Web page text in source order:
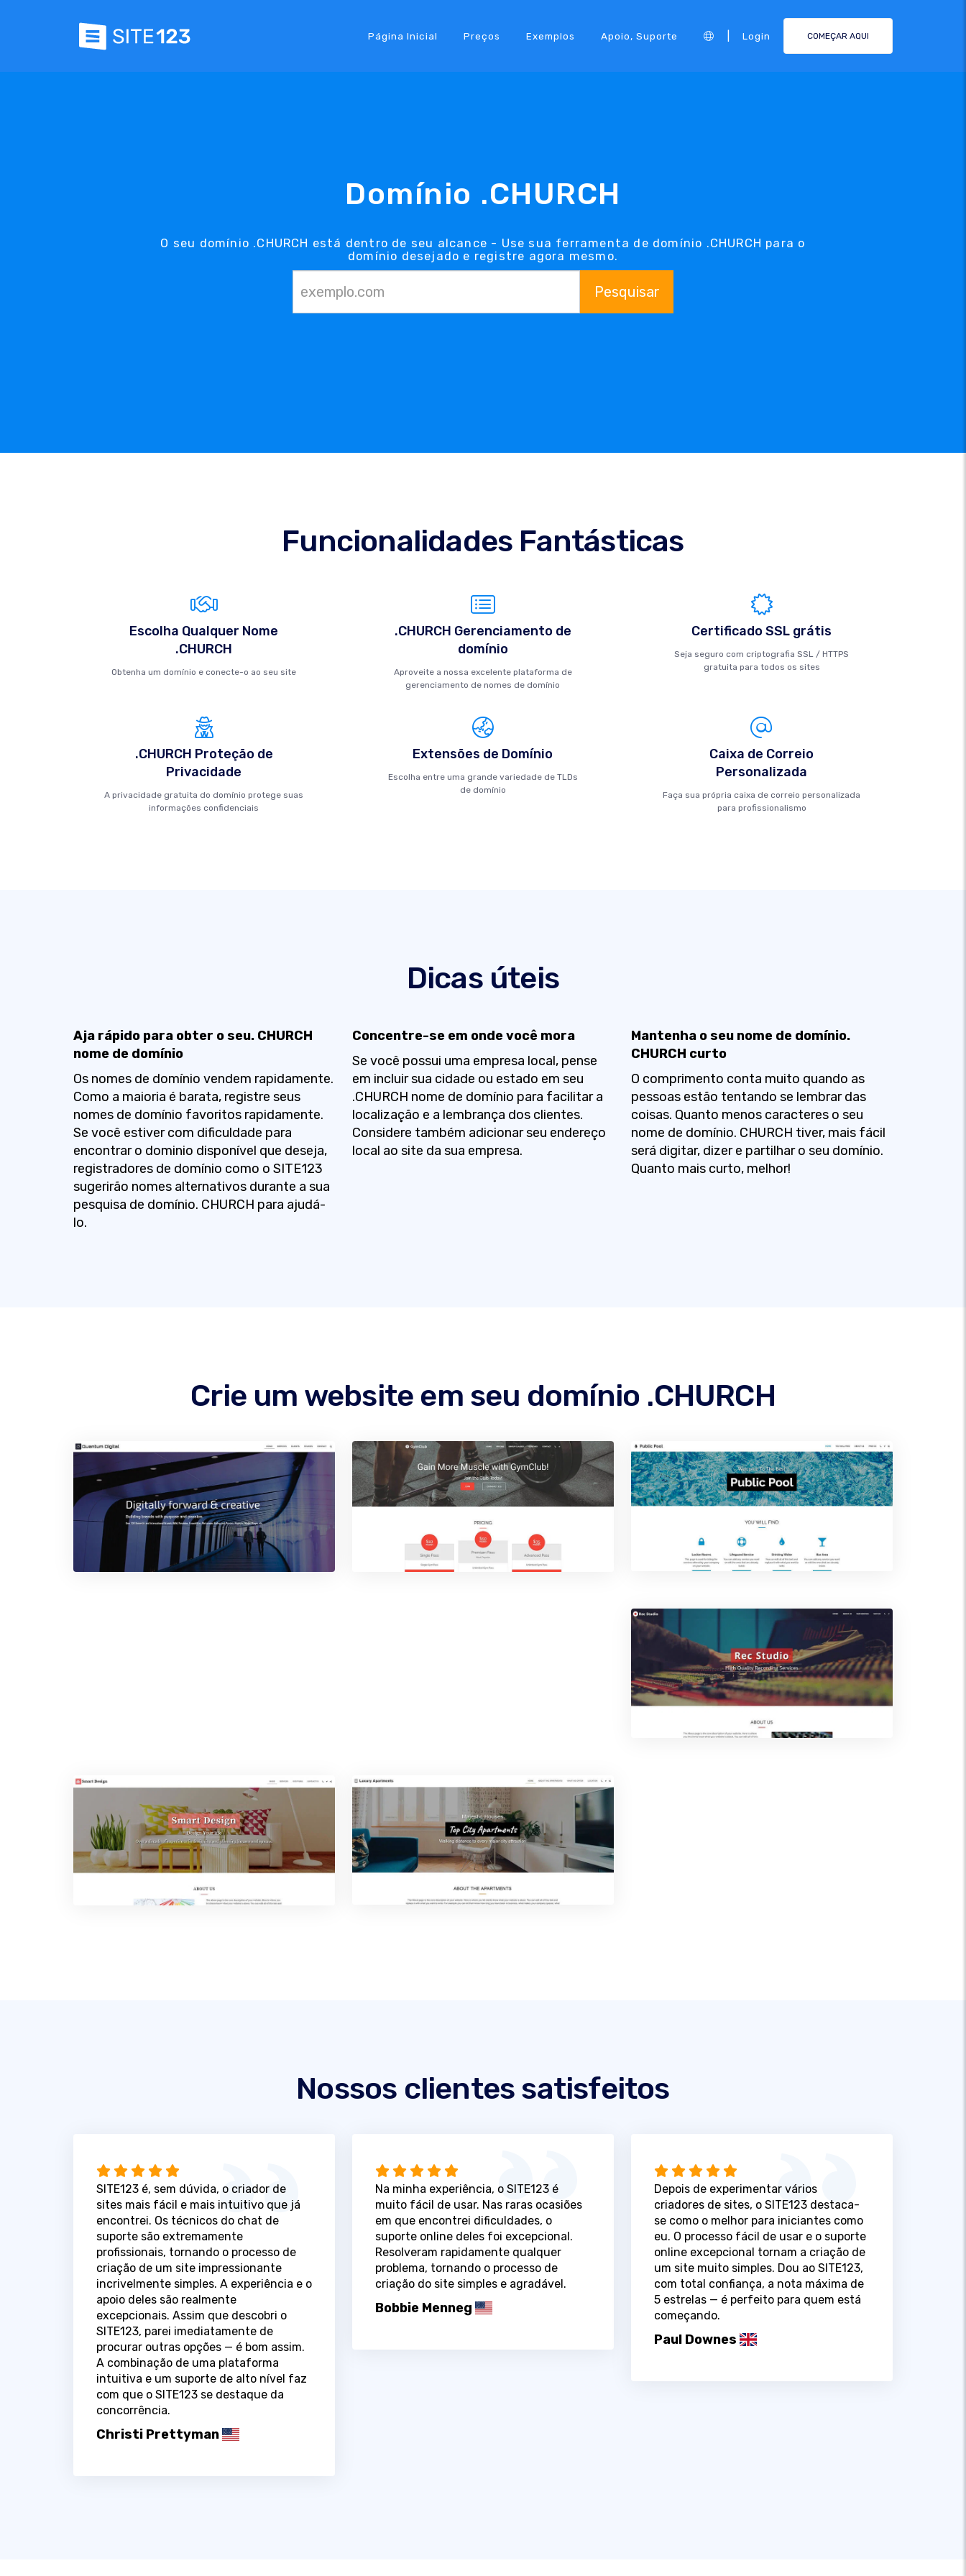
Página Inicial Preços Exemplos Apoio, Suporte Login COMEÇAR AQUI
Domínio .CHURCH
O seu domínio .CHURCH está dentro de seu alcance - Use sua ferramenta de domínio .CHURCH para o
domínio desejado e registre agora mesmo.
Pesquisar
Funcionalidades Fantásticas
Escolha Qualquer Nome
.CHURCH
Obtenha um domínio e conecte-o ao seu site
.CHURCH Gerenciamento de
domínio
Aproveite a nossa excelente plataforma de
gerenciamento de nomes de domínio
Certificado SSL grátis
Seja seguro com criptografia SSL / HTTPS
gratuita para todos os sites
.CHURCH Proteção de
Privacidade
A privacidade gratuita do domínio protege suas
informações confidenciais
Extensões de Domínio
Escolha entre uma grande variedade de TLDs
de domínio
Caixa de Correio
Personalizada
Faça sua própria caixa de correio personalizada
para profissionalismo
Dicas úteis
Aja rápido para obter o seu. CHURCH
nome de domínio
Os nomes de domínio vendem rapidamente.
Como a maioria é barata, registre seus
nomes de domínio favoritos rapidamente.
Se você estiver com dificuldade para
encontrar o dominio disponível que deseja,
registradores de domínio como o SITE123
sugerirão nomes alternativos durante a sua
pesquisa de domínio. CHURCH para ajudá-
lo.
Concentre-se em onde você mora
Se você possui uma empresa local, pense
em incluir sua cidade ou estado em seu
.CHURCH nome de domínio para facilitar a
localização e a lembrança dos clientes.
Considere também adicionar seu endereço
local ao site da sua empresa.
Mantenha o seu nome de domínio.
CHURCH curto
O comprimento conta muito quando as
pessoas estão tentando se lembrar das
coisas. Quanto menos caracteres o seu
nome de domínio. CHURCH tiver, mais fácil
será digitar, dizer e partilhar o seu domínio.
Quanto mais curto, melhor!
Crie um website em seu domínio .CHURCH
Nossos clientes satisfeitos
SITE123 é, sem dúvida, o criador de
sites mais fácil e mais intuitivo que já
encontrei. Os técnicos do chat de
suporte são extremamente
profissionais, tornando o processo de
criação de um site impressionante
incrivelmente simples. A experiência e o
apoio deles são realmente
excepcionais. Assim que descobri o
SITE123, parei imediatamente de
procurar outras opções — é bom assim.
A combinação de uma plataforma
intuitiva e um suporte de alto nível faz
com que o SITE123 se destaque da
concorrência.
Christi Prettyman
Na minha experiência, o SITE123 é
muito fácil de usar. Nas raras ocasiões
em que encontrei dificuldades, o
suporte online deles foi excepcional.
Resolveram rapidamente qualquer
problema, tornando o processo de
criação do site simples e agradável.
Bobbie Menneg
Depois de experimentar vários
criadores de sites, o SITE123 destaca-
se como o melhor para iniciantes como
eu. O processo fácil de usar e o suporte
online excepcional tornam a criação de
um site muito simples. Dou ao SITE123,
com total confiança, a nota máxima de
5 estrelas — é perfeito para quem está
começando.
Paul Downes